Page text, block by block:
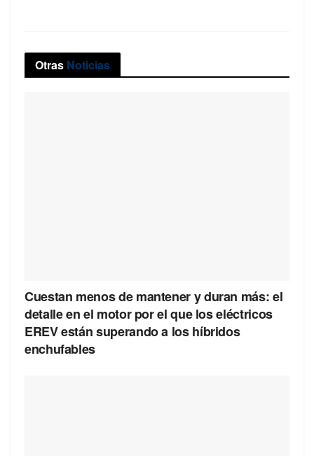
Otras Noticias
Cuestan menos de mantener y duran más: el
detalle en el motor por el que los eléctricos
EREV están superando a los híbridos
enchufables